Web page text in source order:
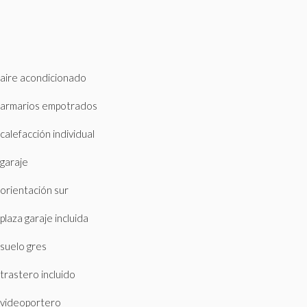
aire acondicionado
armarios empotrados
calefacción individual
garaje
orientación sur
plaza garaje incluida
suelo gres
trastero incluido
videoportero